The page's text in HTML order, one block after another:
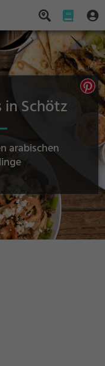
in Schötz
arabischen